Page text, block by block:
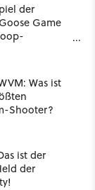
der
Game
Was ist
Shooter?
ist der
der